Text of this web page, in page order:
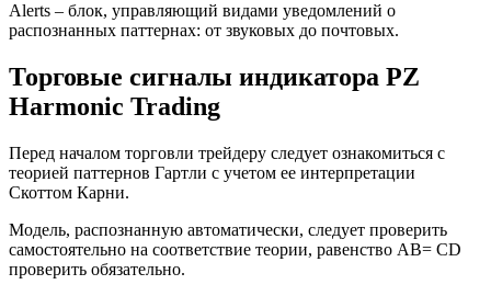
Alerts – блок, управляющий видами уведомлений о
распознанных паттернах: от звуковых до почтовых.
Торговые сигналы индикатора PZ
Harmonic Trading
Перед началом торговли трейдеру следует ознакомиться с
теорией паттернов Гартли с учетом ее интерпретации
Скоттом Карни.
Модель, распознанную автоматически, следует проверить
самостоятельно на соответствие теории, равенство АВ= СD
проверить обязательно.